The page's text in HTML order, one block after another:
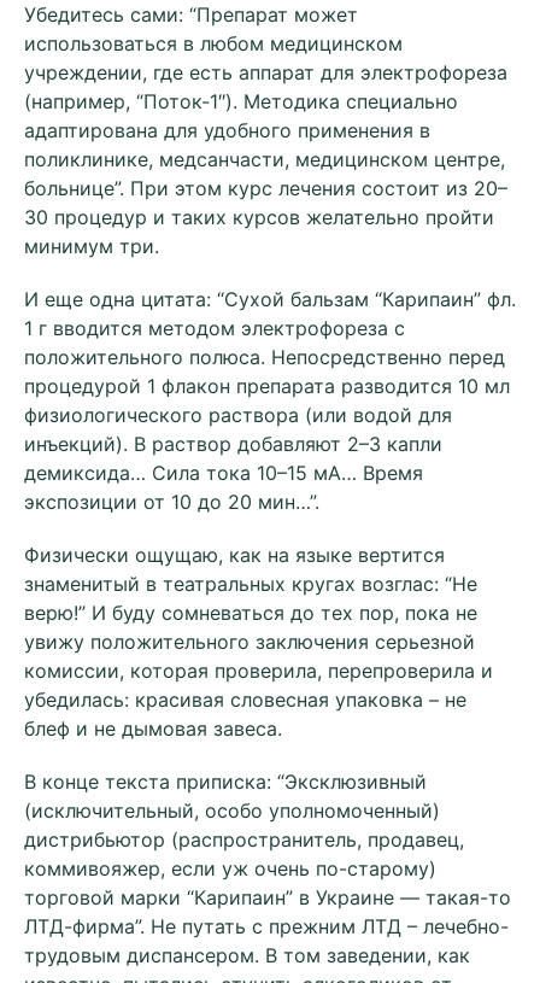
Убедитесь сами: “Препарат может
использоваться в любом медицинском
учреждении, где есть аппарат для электрофореза
(например, “Поток-1″). Методика специально
адаптирована для удобного применения в
поликлинике, медсанчасти, медицинском центре,
больнице”. При этом курс лечения состоит из 20–
30 процедур и таких курсов желательно пройти
минимум три.
И еще одна цитата: “Сухой бальзам “Карипаин” фл.
1 г вводится методом электрофореза с
положительного полюса. Непосредственно перед
процедурой 1 флакон препарата разводится 10 мл
физиологического раствора (или водой для
инъекций). В раствор добавляют 2–3 капли
демиксида… Сила тока 10–15 мА… Время
экспозиции от 10 до 20 мин…”.
Физически ощущаю, как на языке вертится
знаменитый в театральных кругах возглас: “Не
верю!” И буду сомневаться до тех пор, пока не
увижу положительного заключения серьезной
комиссии, которая проверила, перепроверила и
убедилась: красивая словесная упаковка – не
блеф и не дымовая завеса.
В конце текста приписка: “Эксклюзивный
(исключительный, особо уполномоченный)
дистрибьютор (распространитель, продавец,
коммивояжер, если уж очень по-старому)
торговой марки “Карипаин” в Украине — такая-то
ЛТД-фирма”. Не путать с прежним ЛТД – лечебно-
трудовым диспансером. В том заведении, как